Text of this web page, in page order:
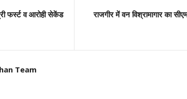
फर्स्ट व आरोही सेकेंड
राजगीर में वन विश्रामागार का
Team